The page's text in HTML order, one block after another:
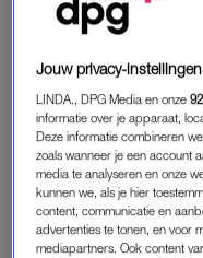
De lage score heeft te
Griekenland en de
EenVandaagop basis
onder ruim 28.000
KONING
In het onderzoek geeft
aan vertrouwen te
74 procent. Ook de
Jouw privacy-instellingen
LINDA., DPG Media en onze92
informatie over je apparaat,
Deze informatie combineren
zoals wanneer je een account
media te analyseren en onze
kunnen we, als je hier
content, communicatie en
advertenties te tonen, en voor
mediapartners. Ook content